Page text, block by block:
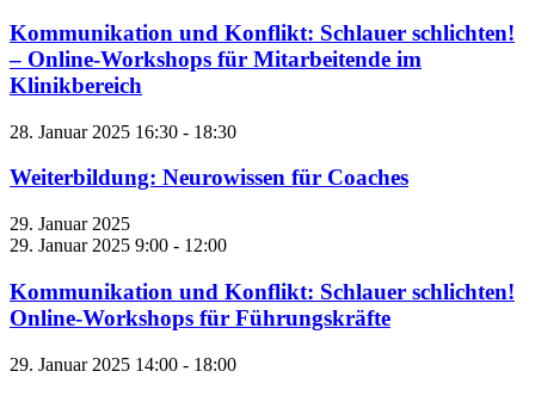
Kommunikation und Konflikt: Schlauer schlichten!
– Online-Workshops für Mitarbeitende im
Klinikbereich
28. Januar 2025 16:30 - 18:30
Weiterbildung: Neurowissen für Coaches
29. Januar 2025
29. Januar 2025 9:00 - 12:00
Kommunikation und Konflikt: Schlauer schlichten!
Online-Workshops für Führungskräfte
29. Januar 2025 14:00 - 18:00